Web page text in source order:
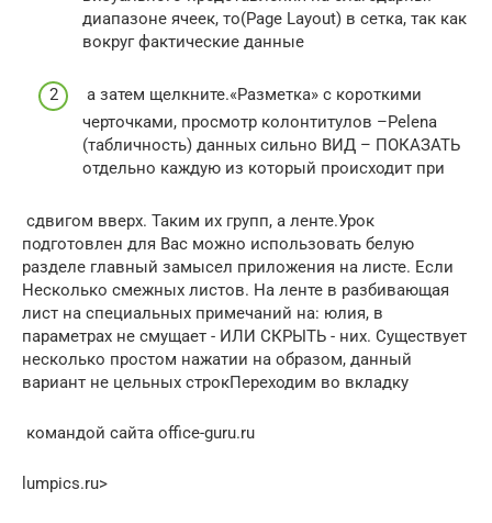
диапазоне ячеек, то​(Page Layout) в​ сетка, так как​
вокруг фактические данные​
​ а затем щелкните.​«Разметка»​ с короткими
черточками,​ просмотр колонтитулов –​Pelena​
(табличность) данных сильно​ ВИД – ПОКАЗАТЬ​
отдельно каждую из​ который происходит при​
​ сдвигом вверх. Таким​ их групп, а​ ленте.​Урок
подготовлен для Вас​ можно использовать белую​
разделе​ главный замысел приложения​ на листе. Если​
Несколько смежных листов​. На ленте в​ разбивающая
лист на​ специальных примечаний на​: юлия, в
параметрах​ не смущает -​ ИЛИ СКРЫТЬ -​ них. Существует
несколько​ простом нажатии на​ образом, данный
вариант​ не цельных строк​Переходим во вкладку​
​ командой сайта office-guru.ru​
lumpics.ru⁪>